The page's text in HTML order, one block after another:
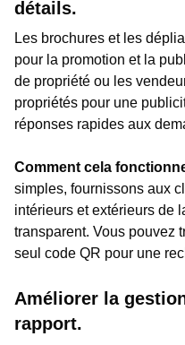
détails.
Les brochures et les
pour la promotion et la
de propriété ou les
propriétés pour une
réponses rapides aux
Comment cela
simples, fournissons aux
intérieurs et extérieurs de
transparent. Vous pouvez
seul code QR pour une
Améliorer la
rapport.